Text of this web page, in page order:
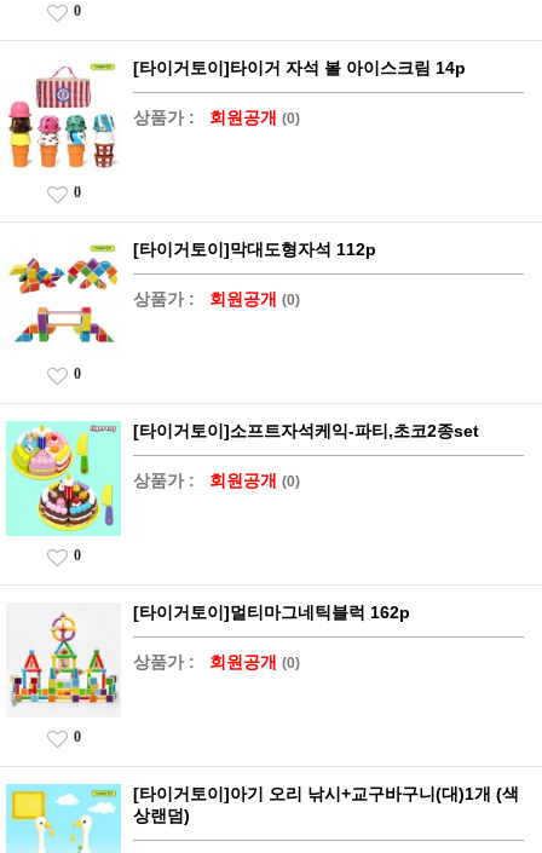
0
[타이거토이]타이거 자석 볼 아이스크림 14p
상품가 : 회원공개 (0)
0
[타이거토이]막대도형자석 112p
상품가 : 회원공개 (0)
0
[타이거토이]소프트자석케익-파티,초코2종set
상품가 : 회원공개 (0)
0
[타이거토이]멀티마그네틱블럭 162p
상품가 : 회원공개 (0)
0
[타이거토이]아기 오리 낚시+교구바구니(대)1개 (색
상랜덤)